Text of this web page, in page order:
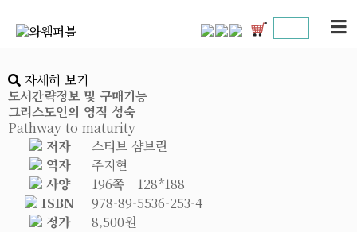
자세히 보기
도서간략정보 및 구매기능
그리스도인의 영적 성숙
Pathway to maturity
저자
스티브 샴브린
역자
주지현
사양
196쪽│128*188
ISBN
978-89-5536-253-4
정가
8,500원